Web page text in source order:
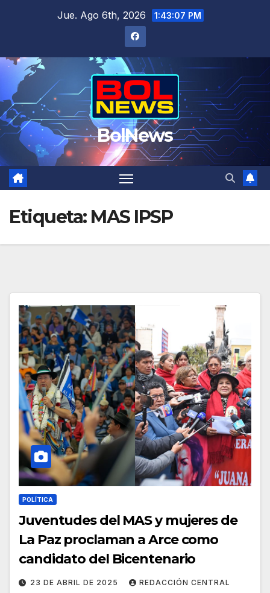
Jue. Ago 6th, 2026 1:43:08 PM
BolNews
Etiqueta: MAS IPSP
POLÍTICA
Juventudes del MAS y mujeres de
La Paz proclaman a Arce como
candidato del Bicentenario
23 DE ABRIL DE 2025 REDACCIÓN CENTRAL